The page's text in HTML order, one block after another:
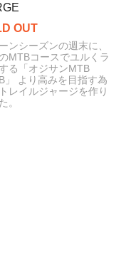
OUT
ンシーズンの週末に、
MTBコースでユルくラ
る「オジサンMTB
」 より高みを目指す為
レイルジャージを作り
。